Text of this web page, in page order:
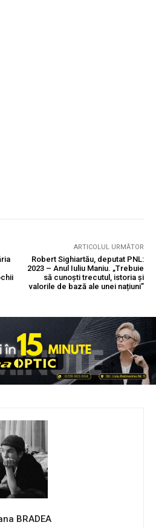
ARTICOLUL URMĂTOR
Robert Sighiartău, deputat PNL:
2023 – Anul Iuliu Maniu. „Trebuie
să cunoști trecutul, istoria și
valorile de bază ale unei națiuni”
BRADEA